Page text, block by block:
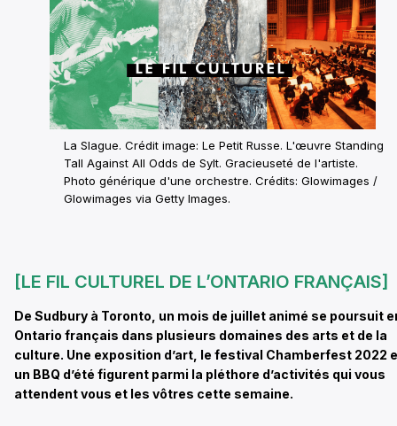
La Slague. Crédit image: Le Petit Russe. L'œuvre Standing
Tall Against All Odds de Sylt. Gracieuseté de l'artiste.
Photo générique d'une orchestre. Crédits: Glowimages /
Glowimages via Getty Images.
[LE FIL CULTUREL DE L’ONTARIO FRANÇAIS]
De Sudbury à Toronto, un mois de juillet animé se poursuit
Ontario français dans plusieurs domaines des arts et de la
culture. Une exposition d’art, le festival Chamberfest 2022
un BBQ d’été figurent parmi la pléthore d’activités qui vous
attendent vous et les vôtres cette semaine.